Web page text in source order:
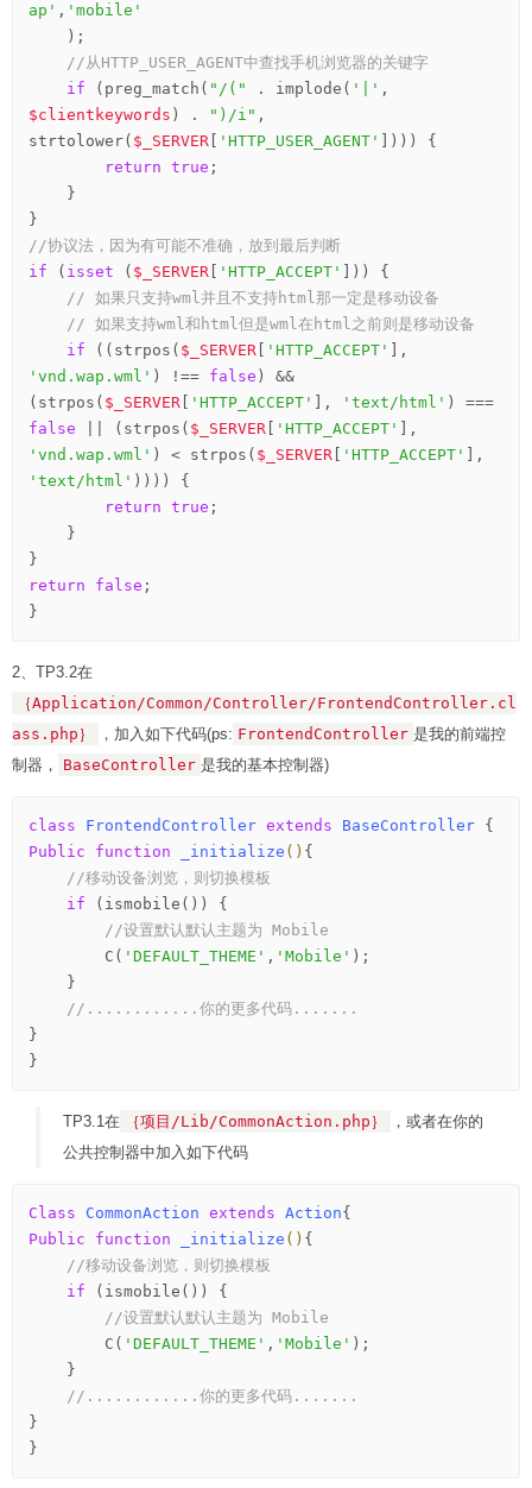
ap' , 'mobile'
//从HTTP_USER_AGENT中查找手机浏览器的关键字
if (preg_match( "/(" . implode( '|'
$clientkeywords ) . ")/i" ,
strtolower( $_SERVER 'HTTP_USER_AGENT'
]))) {
return true ;
//协议法，因为有可能不准确，放到最后判断
if ( isset ( $_SERVER 'HTTP_ACCEPT'
])) {
// 如果只支持wml并且不支持html那一定是移动设备
// 如果支持wml和html但是wml在html之前则是移动设备
if ((strpos( $_SERVER 'HTTP_ACCEPT'
'vnd.wap.wml' ) !== false ) &&
(strpos( $_SERVER 'HTTP_ACCEPT' ], 'text/html'
false || (strpos( $_SERVER 'HTTP_ACCEPT'
'vnd.wap.wml' ) < strpos( $_SERVER 'HTTP_ACCEPT'
'text/html' )))) {
return true ;
return
false ;
2、TP3.2在
｛Application/Common/Controller/FrontendController.cl
ass.php｝
，加入如下代码(ps: FrontendController 是我的前端控
制器，
BaseController 是我的基本控制器)
class FrontendController extends BaseController {
Public
function _initialize () {
//移动设备浏览，则切换模板
if (ismobile()) {
//设置默认默认主题为 Mobile
        C(
'DEFAULT_THEME' , 'Mobile' );
//............你的更多代码.......
}
TP3.1在 ｛项目/Lib/CommonAction.php｝
，或者在你的
公共控制器中加入如下代码
Class CommonAction extends Action{
Public
function _initialize () {
//移动设备浏览，则切换模板
if (ismobile()) {
//设置默认默认主题为 Mobile
        C(
'DEFAULT_THEME' , 'Mobile' );
//............你的更多代码.......
}